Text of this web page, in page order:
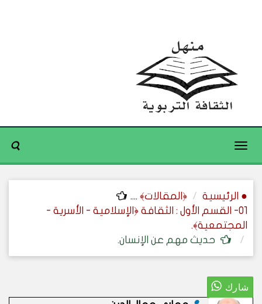
Toggle
● الرئيسية ﴿المقالات﴾ ....
01- القسم الأول : الثقافة ﴿الإسلامية - الأسرية -
المجتمعية﴾.
حديث مهم عن الإنسان.